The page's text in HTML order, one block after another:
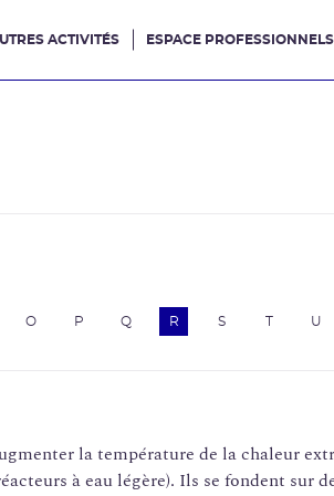
ACTIVITÉS ESPACE PROFESSIONNELS
O P Q R S T U
la température de la chaleur
à eau légère). Ils se fondent sur